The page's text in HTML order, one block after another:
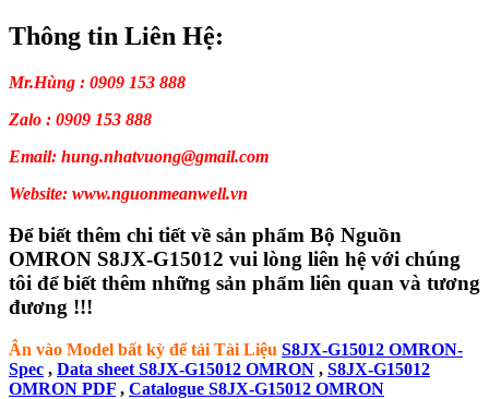
Thông tin Liên Hệ:
Mr.Hùng : 0909 153 888
Zalo : 0909 153 888
Email: hung.nhatvuong@gmail.com
Website: www.nguonmeanwell.vn
Để biết thêm chi tiết về sản phẩm Bộ Nguồn
OMRON S8JX-G15012 vui lòng liên hệ với chúng
tôi để biết thêm những sản phẩm liên quan và tương
đương !!!
Ân vào Model bất kỳ để tải Tài Liệu S8JX-G15012 OMRON-
Spec , Data sheet S8JX-G15012 OMRON , S8JX-G15012
OMRON PDF , Catalogue S8JX-G15012 OMRON